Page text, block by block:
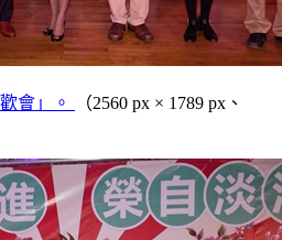
會」。
（2560 px × 1789 px、